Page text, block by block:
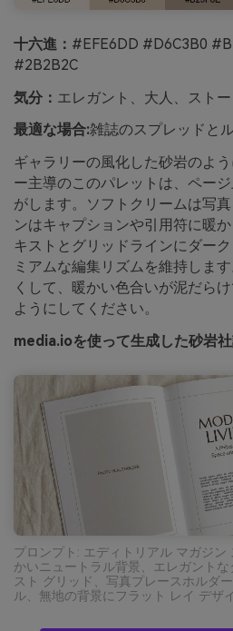
十六進： #EFE6DD #D6C3B0
#2B2B2C
気分： エレガント、大人、スト
最適な場合:雑誌のスプレッドと
ギャラリーの風化した砂岩のよ
ー主導のこのパレットは、ペー
がします。ソフトクリームは写
ンはキャプションや引用符に暖
キストとグリッドラインにダー
ミアムな編集リズムを維持しま
くして、暖かい色合いが泥だら
ようにしてください。
media.ioを使って生成した砂岩
プロンプト: エディトリアル マガジン
かいニュートラル背景、エレガント
スト グリッド、写真プレースホルダ
ル、無地の背景にフラット レイ デザ